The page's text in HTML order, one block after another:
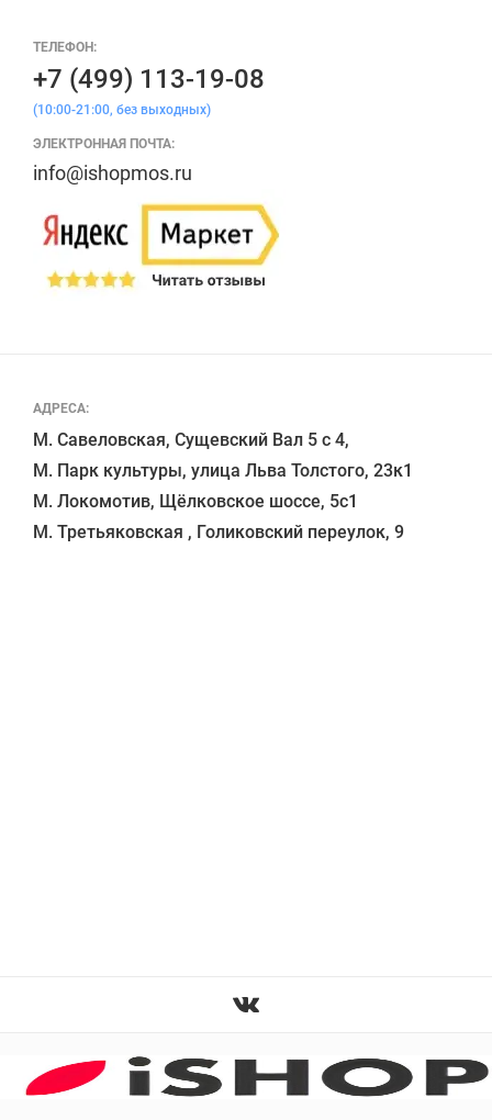
АДРЕСА:
М. Савеловская, Сущевский Вал 5 с 4,
М. Парк культуры, улица Льва Толстого, 23к1
М. Локомотив, Щёлковское шоссе, 5с1
ТЕЛЕФОН:
+7 (499) 113-19-08
(10:00-21:00, без выходных)
ЭЛЕКТРОННАЯ ПОЧТА:
info@ishopmos.ru